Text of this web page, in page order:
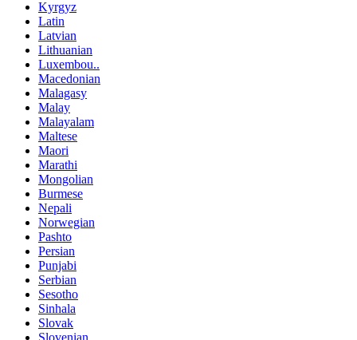
Kyrgyz
Latin
Latvian
Lithuanian
Luxembou..
Macedonian
Malagasy
Malay
Malayalam
Maltese
Maori
Marathi
Mongolian
Burmese
Nepali
Norwegian
Pashto
Persian
Punjabi
Serbian
Sesotho
Sinhala
Slovak
Slovenian